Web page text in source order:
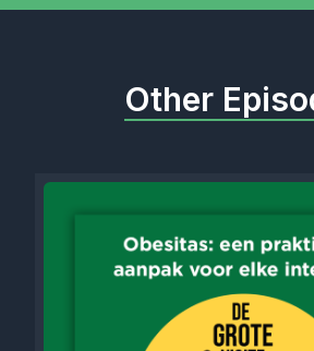
Other